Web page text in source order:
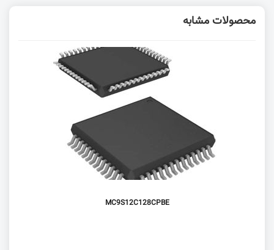
محصولات مشابه
MC9S12C128CPBE